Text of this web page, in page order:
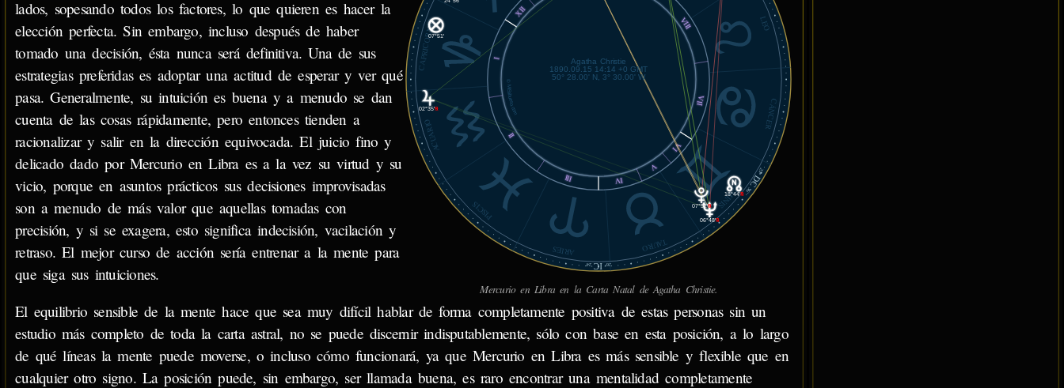
© MiSabueso.com
23°
DC
36'
26°
IC
24'
ARIES TAURO
GÉMINIS
CÁNCER
LEO
CAPRICORNIO
ACUARIO
PISCIS
XII
I
II
III IV
V
VI
VII
VIII
02°35'℞
06°48'℞
07°52'℞
18°44'℞
07°51'
Agatha Christie
1890.09.15 14:14 +0 GMT
50° 28.00' N, 3° 30.00' W
Mercurio en Libra en la Carta Natal de Agatha Christie.
lados, sopesando todos los factores, lo que quieren es hacer la
elección perfecta. Sin embargo, incluso después de haber
tomado una decisión, ésta nunca será definitiva. Una de sus
estrategias preferidas es adoptar una actitud de esperar y ver qué
pasa. Generalmente, su intuición es buena y a menudo se dan
cuenta de las cosas rápidamente, pero entonces tienden a
racionalizar y salir en la dirección equivocada. El juicio fino y
delicado dado por Mercurio en Libra es a la vez su virtud y su
vicio, porque en asuntos prácticos sus decisiones improvisadas
son a menudo de más valor que aquellas tomadas con
precisión, y si se exagera, esto significa indecisión, vacilación y
retraso. El mejor curso de acción sería entrenar a la mente para
que siga sus intuiciones.
El equilibrio sensible de la mente hace que sea muy difícil hablar de forma completamente positiva de estas personas sin un
estudio más completo de toda la carta astral, no se puede discernir indisputablemente, sólo con base en esta posición, a lo largo
de qué líneas la mente puede moverse, o incluso cómo funcionará, ya que Mercurio en Libra es más sensible y flexible que en
cualquier otro signo. La posición puede, sin embargo, ser llamada buena, es raro encontrar una mentalidad completamente